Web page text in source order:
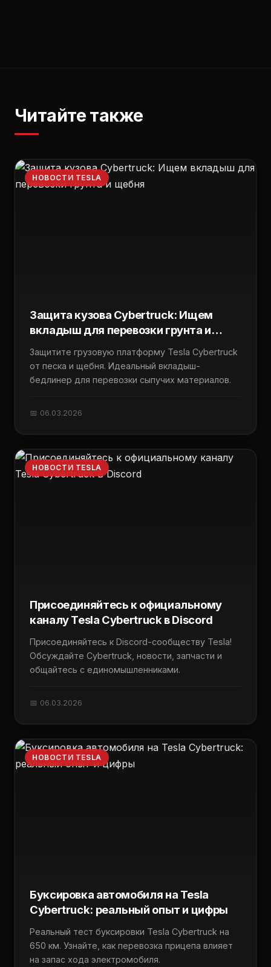
Читайте также
НОВОСТИ TESLA
Защита кузова Cybertruck: Ищем
вкладыш для перевозки грунта и
Защитите грузовую платформу Tesla Cybertruck
от песка и щебня. Идеальный вкладыш-
бедлинер для перевозки сыпучих материалов.
📅 06.03.2026
НОВОСТИ TESLA
Присоединяйтесь к официальному
каналу Tesla Cybertruck в Discord
Присоединяйтесь к Discord-сообществу Tesla!
Обсуждайте Cybertruck, новости, запчасти и
общайтесь с единомышленниками.
📅 06.03.2026
НОВОСТИ TESLA
Буксировка автомобиля на Tesla
Cybertruck: реальный опыт и цифры
Реальный тест буксировки Tesla Cybertruck на
650 км. Узнайте, как перевозка прицепа влияет
на запас хода электромобиля.